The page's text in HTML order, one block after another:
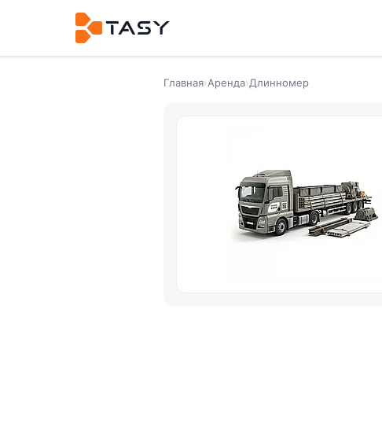
Главная›Аренда›Длинномер